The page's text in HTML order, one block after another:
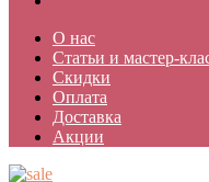
О нас
Статьи и мастер-
Скидки
Оплата
Доставка
Акции